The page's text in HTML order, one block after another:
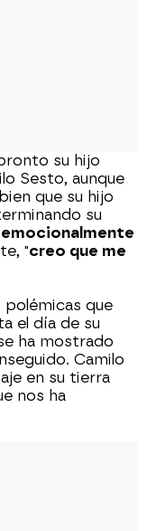
su hijo
Sesto, aunque
que su hijo
su
"creo que me
polémicas que
el día de su
ha mostrado
Camilo
en su tierra
nos ha